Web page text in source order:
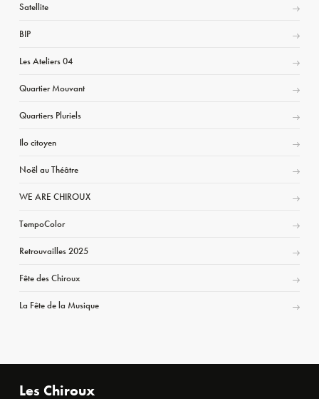
Satellite
BIP
Les Ateliers 04
Quartier Mouvant
Quartiers Pluriels
Ilo citoyen
Noël au Théâtre
WE ARE CHIROUX
TempoColor
Retrouvailles 2025
Fête des Chiroux
La Fête de la Musique
Les Chiroux